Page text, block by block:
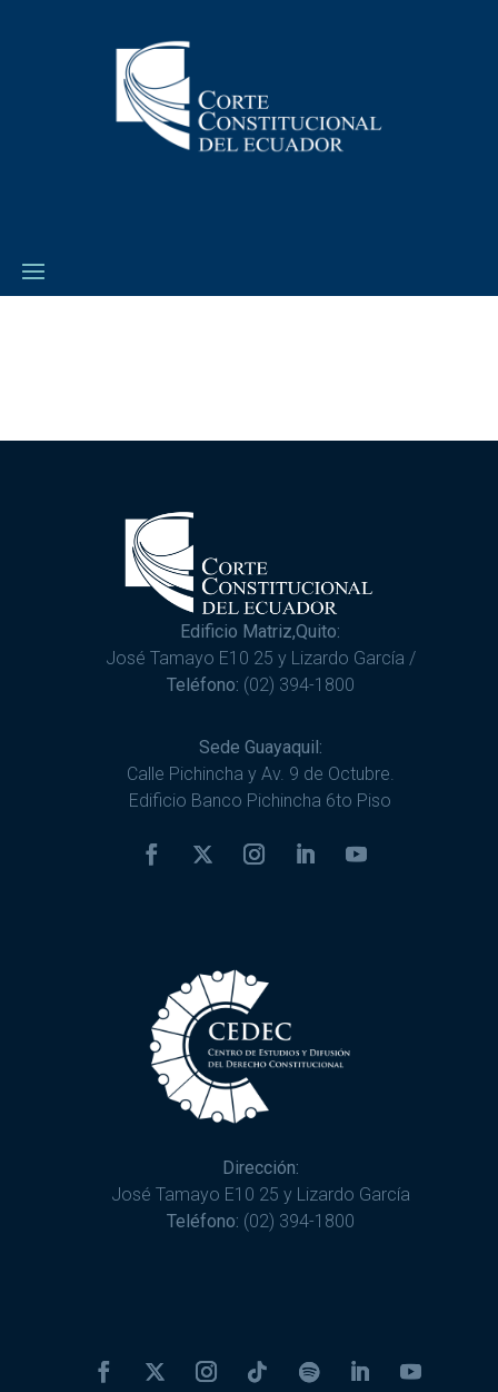
Edificio Matriz,Quito:
José Tamayo E10 25 y Lizardo García /
Teléfono: (02) 394-1800
Sede Guayaquil:
Calle Pichincha y Av. 9 de Octubre.
Edificio Banco Pichincha 6to Piso
Dirección:
José Tamayo E10 25 y Lizardo García
Teléfono: (02) 394-1800